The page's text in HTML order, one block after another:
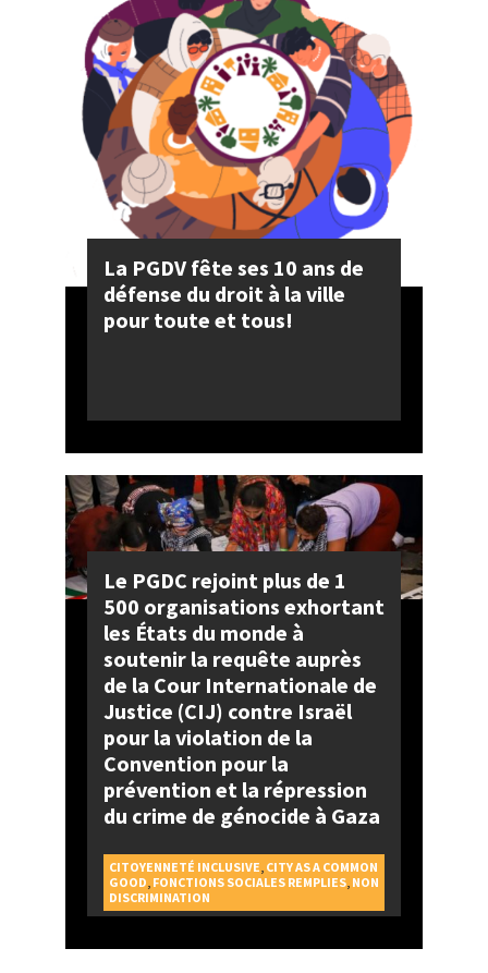
La PGDV fête ses 10 ans de
défense du droit à la ville
pour toute et tous!
Le PGDC rejoint plus de 1
500 organisations exhortant
les États du monde à
soutenir la requête auprès
de la Cour Internationale de
Justice (CIJ) contre Israël
pour la violation de la
Convention pour la
prévention et la répression
du crime de génocide à Gaza
CITOYENNETÉ INCLUSIVE CITY AS A COMMON
GOOD FONCTIONS SOCIALES REMPLIES, NON
DISCRIMINATION